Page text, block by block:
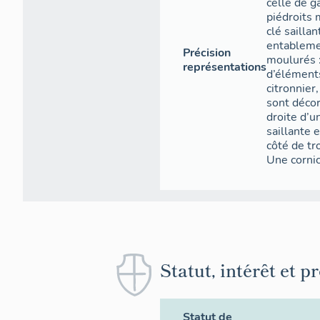
routes à
présente
orientation
Précision
représentations
piédroits
clé
moulurés
sont
droite
saillante
côté de
Une
Statut, intérêt et
Statut de